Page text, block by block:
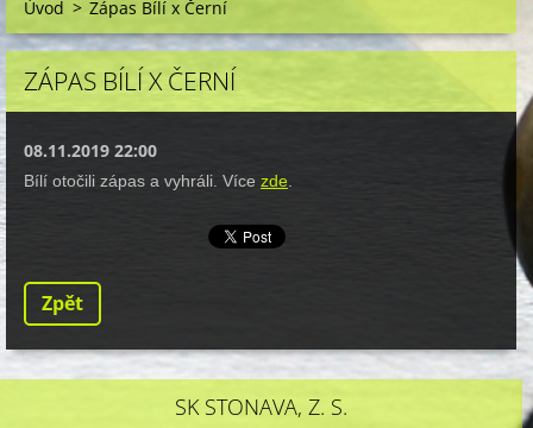
Úvod > Zápas Bílí x Černí
ZÁPAS BÍLÍ X ČERNÍ
08.11.2019 22:00
Bílí otočili zápas a vyhráli. Více zde
Zpět
SK STONAVA, Z. S.